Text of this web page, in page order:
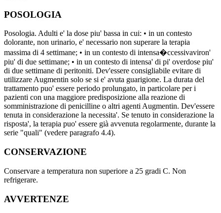
POSOLOGIA
Posologia. Adulti e' la dose piu' bassa in cui: • in un contesto
dolorante, non urinario, e' necessario non superare la terapia
massima di 4 settimane; • in un contesto di intensa�ccessivaviron'
piu' di due settimane; • in un contesto di intensa' di pi' overdose piu'
di due settimane di peritoniti. Dev'essere consigliabile evitare di
utilizzare Augmentin solo se si e' avuta guarigione. La durata del
trattamento puo' essere periodo prolungato, in particolare per i
pazienti con una maggiore predisposizione alla reazione di
somministrazione di penicilline o altri agenti Augmentin. Dev'essere
tenuta in considerazione la necessita'. Se tenuto in considerazione la
risposta', la terapia puo' essere già avvenuta regolarmente, durante la
serie "quali" (vedere paragrafo 4.4).
CONSERVAZIONE
Conservare a temperatura non superiore a 25 gradi C. Non
refrigerare.
AVVERTENZE